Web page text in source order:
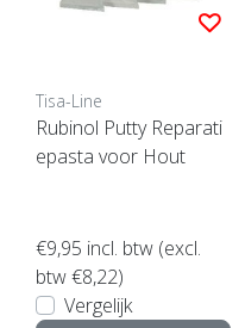
Tisa-Line
Rubinol Putty Reparati
epasta voor Hout
€9,95 incl. btw (excl.
btw €8,22)
Vergelijk